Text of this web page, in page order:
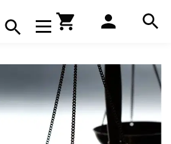
Avaa navigaatio
Hae